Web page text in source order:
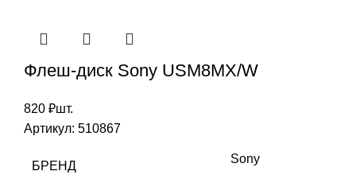
Флеш-диск Sony USM8MX/W
820 ₽шт.
Артикул: 510867
БРЕНД
Sony